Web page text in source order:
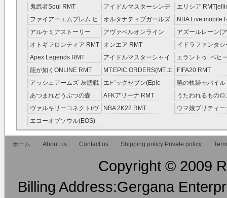
RMT|Atlantica RMT
RMT（予約制）
RMT|ArcheAge
約制）
鬼武者Soul RMT
アイドルマスターシンデ
レラガールズ(モバマス)
RMT
エリシア
RMT
ファイアーエムブレム ヒ
ーローズ(FEヒーローズ)
RMT
オルタナティブガールズ
RMT
NBA Live mobile
アルケミアストーリー
（アルスト） RMT
アヴァベルオンライン
RMT
アズールレーン(
RMT
オトギフロンティア RMT オンエア RMT
イドラファンタシ
ーサーガ RMT
Apex Legends RMT
アイドルマスターシャイ
ニーカラーズ(シャニマス)
RMT
エラントゥ: ベヒ
ピリット RMT
龍が如くONLINE RMT
MT:EPIC ORDERS(MT:エ
ピック・オーダーズ)
RMT
FIFA20 RMT
アッシュアームズ‐灰燼戦
線 RMT
エピックセブン(Epic
Seven) RMT
暁の軌跡モバイル
伝説 ） RMT
あつまれどうぶつの森
RMT
AFKアリーナ RMT
うたわれるもの
ラグ(ロスフラ)
ヴァルキリーコネクト(ヴ
ァルコネ) RMT
NBA 2K22 RMT
ウマ娘プリティー
エコーオブソウル(EOS)
RMT
ホーム
About us Contact us Shipping policy Private policy
Copyright © 2009
Billing Address:Gergana